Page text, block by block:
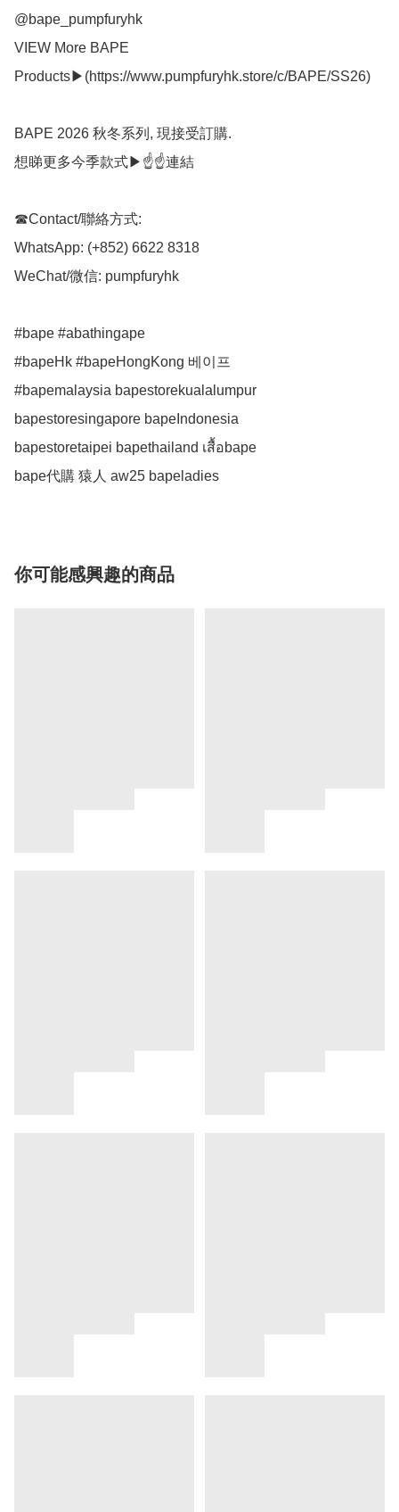
@bape_pumpfuryhk
VIEW More BAPE
Products▶(https://www.pumpfuryhk.store/c/BAPE/SS26)
BAPE 2026 秋冬系列, 現接受訂購.
想睇更多今季款式▶☝️☝️連結
☎Contact/聯絡方式:
WhatsApp: (+852) 6622 8318
WeChat/微信: pumpfuryhk
#bape #abathingape
#bapeHk #bapeHongKong 베이프
#bapemalaysia bapestorekualalumpur
bapestoresingapore bapeIndonesia
bapestoretaipei bapethailand เสื้อbape
bape代購 猿人 aw25 bapeladies
你可能感興趣的商品